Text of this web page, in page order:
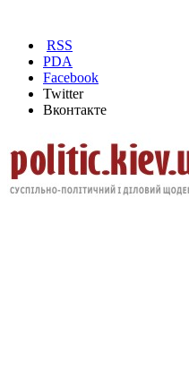
RSS
PDA
Facebook
Twitter
Вконтакте